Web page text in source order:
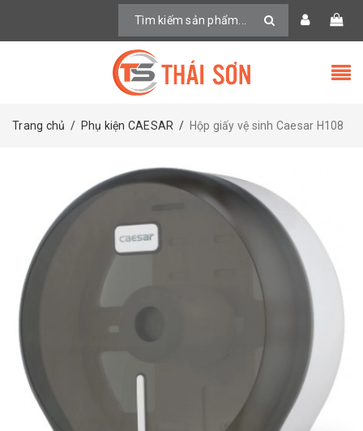
Trang chủ / Phụ kiện CAESAR / Hộp giấy vệ sinh Caesar H108